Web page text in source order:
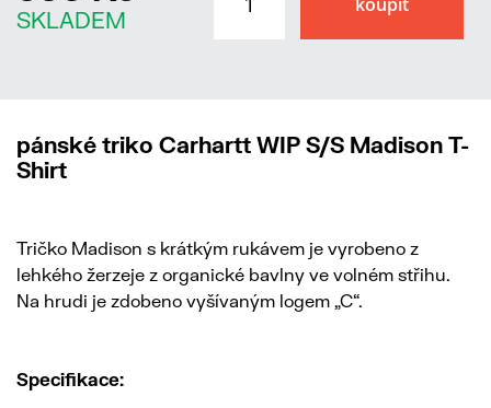
SKLADEM
pánské triko Carhartt WIP S/S Madison T-
Shirt
Tričko Madison s krátkým rukávem je vyrobeno z
lehkého žerzeje z organické bavlny ve volném střihu.
Na hrudi je zdobeno vyšívaným logem „C“.
Specifikace: